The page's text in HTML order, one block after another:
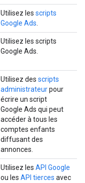
Utilisez les scripts
Google Ads
Utilisez les scripts
Google Ads.
Utilisez des scripts
administrateurpour
écrire un script
Google Ads qui peut
accéder à tous les
comptes enfants
diffusant des
annonces.
Utilisez les API Google
ou les API tierces avec